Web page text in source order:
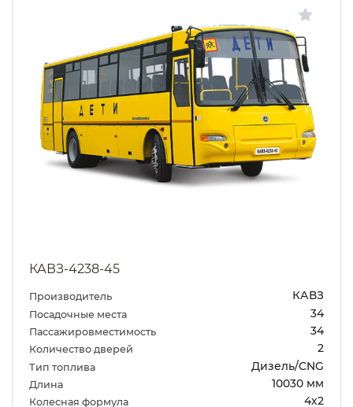
КАВЗ-4238-45
Производитель КАВЗ
Посадочные места 34
Пассажировместимость 34
Количество дверей 2
Тип топлива Дизель/CNG
Длина 10030 мм
Колесная формула 4х2